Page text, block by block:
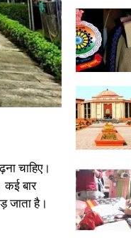
चाहिए।
कई बार
जाता है।